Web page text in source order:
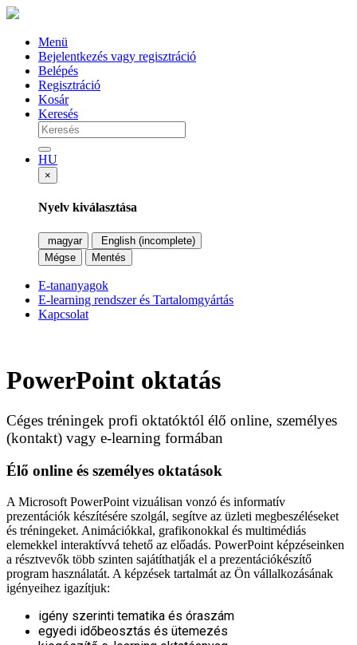
Menü
Bejelentkezés vagy regisztráció
Belépés
Regisztráció
Kosár
Keresés
HU
×
Nyelv kiválasztása
magyar
English (incomplete)
Mégse
Mentés
E-tananyagok
E-learning rendszer és Tartalomgyártás
Kapcsolat
PowerPoint oktatás
Céges tréningek profi oktatóktól élő online, személyes
(kontakt) vagy e-learning formában
Élő online és személyes oktatások
A Microsoft PowerPoint vizuálisan vonzó és informatív
prezentációk készítésére szolgál, segítve az üzleti megbeszéléseket
és tréningeket. Animációkkal, grafikonokkal és multimédiás
elemekkel interaktívvá tehető az előadás. PowerPoint képzéseinken
a résztvevők több szinten sajátíthatják el a prezentációkészítő
program használatát. A képzések tartalmát az Ön vállalkozásának
igényeihez igazítjuk:
igény szerinti tematika és óraszám
egyedi időbeosztás és ütemezés